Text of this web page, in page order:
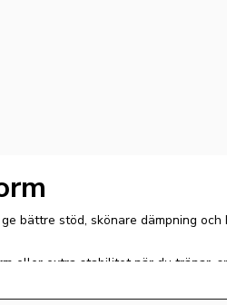
bättre stöd, skönare dämpning
eller extra stabilitet när du tränar,